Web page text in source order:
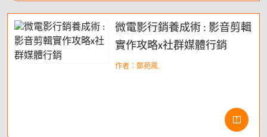
微電影行銷養成術 : 影音剪輯
實作攻略x社群媒體行銷
作者：鄭苑鳳,